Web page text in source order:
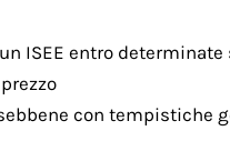
ISEE entro determinate
con tempistiche